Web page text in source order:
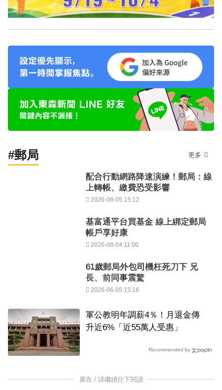
#郵局 更多
配合行動網路降速演練！郵局：線
上轉帳、繳費恐受影響
2026-08-05 15:12
基富通平台買基金 線上綁定郵局
帳戶享好康
2026-08-04 11:00
61歲郵局外包司機枉死刀下 兄
長、前同事震驚
2026-06-05 15:16
軍公教明年調薪4％！月退金傳
升近6%「近55萬人受惠」
Recommended by
廣告 / 請繼續往下閱讀